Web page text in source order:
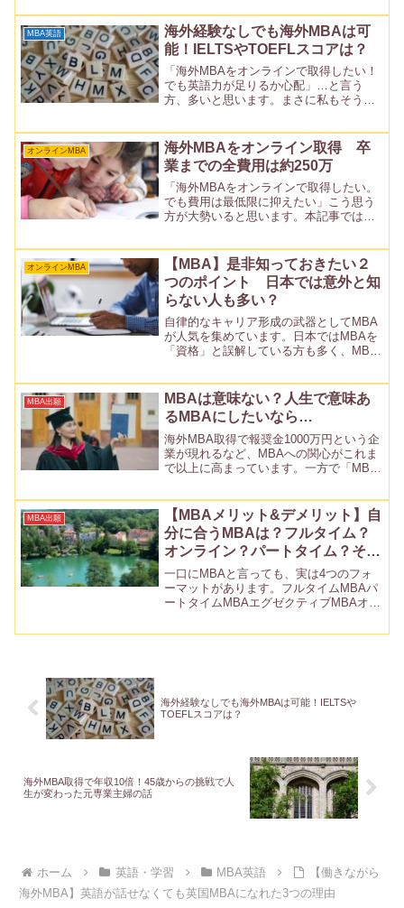
ら手を付けたら良いのか分からない、と
いう方もいらっしゃるのではないでしょ
うか？この記事では、M...
MBA英語
海外経験なしでも海外MBAは可
能！IELTSやTOEFLスコアは？
「海外MBAをオンラインで取得したい！
でも英語力が足りるか心配」…と言う
方、多いと思います。まさに私もそうだ
の記事では、海外オンラインMBAに必要
な英語スコアについてデータに基づいて
詳しくご説明します。海...
オンラインMBA
海外MBAをオンライン取得 卒
業までの全費用は約250万
「海外MBAをオンラインで取得したい。
でも費用は最低限に抑えたい」こう思う
方が大勢いると思います。本記事では、
MBA取得までに払った費用の詳細を、準
備段階から卒業までの時系列に沿って紹
介します。私の経験が、...
オンラインMBA
【MBA】是非知っておきたい２
つのポイント 日本では意外と知
らない人も多い？
自律的なキャリア形成の武器としてMBA
が人気を集めています。日本ではMBAを
「資格」と誤解している方も多く、MBA
ません。この記事では、是非知っておき
たいMBAの二つのコア要素（人材教育・
第三者認証）につ...
MBA出願
MBAは意味ない？人生で意味あ
るMBAにしたいなら…
海外MBA取得で報奨金1000万円という企
業が現れるなど、MBAへの関心がこれま
で以上に高まっています。一方で「MBA
見もよく見られます。この記事では
「MBAは意味なし」とする代表的な理由
6つを挙げ、何と...
MBA出願
【MBAメリット&デメリット】自
分に合うMBAは？フルタイム？
オンライン？パートタイム？それ
ともエグゼクティブ？
一口にMBAと言っても、実は4つのフォ
ーマットがあります。フルタイムMBAパ
ートタイムMBAエグゼクティブMBAオン
いる方もいらっしゃると思います。この
海外経験なしでも海外MBAは可能！IELTSや
TOEFLスコアは？
海外MBA取得で年収10倍！45歳からの挑戦で人
生が変わった元専業主婦の話
ホーム 英語・学習 MBA英語
【働きながら
海外MBA】英語が話せなくても英国MBAになれた3つの理由